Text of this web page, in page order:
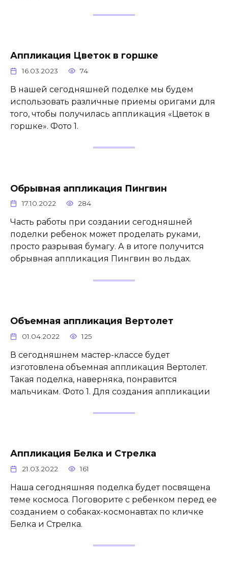
Аппликация Цветок в горшке
16.03.2023 74
В нашей сегодняшней поделке мы будем
использовать различные приемы оригами для
того, чтобы получилась аппликация «Цветок в
горшке». Фото 1.
Обрывная аппликация Пингвин
17.10.2022 284
Часть работы при создании сегодняшней
поделки ребенок может проделать руками,
просто разрывая бумагу. А в итоге получится
обрывная аппликация Пингвин во льдах.
Объемная аппликация Вертолет
01.04.2022 125
В сегодняшнем мастер-классе будет
изготовлена объемная аппликация Вертолет.
Такая поделка, наверняка, понравится
мальчикам. Фото 1. Для создания аппликации
Аппликация Белка и Стрелка
21.03.2022 161
Наша сегодняшняя поделка будет посвящена
теме космоса. Поговорите с ребенком перед ее
созданием о собаках-космонавтах по кличке
Белка и Стрелка.